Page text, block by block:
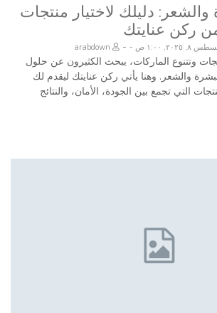
والشعر: دليلك لاختيار منتجات
ركن عنايتك
٨, ٢٠٢٥, ١:٠٠ ص -
وتتنوع الماركات، يبحث الكثيرون عن حلول
والشعر. وهنا يأتي ركن عنايتك ليقدم لك
التي تجمع بين الجودة، الأمان، والنتائج